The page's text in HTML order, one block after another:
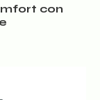
con